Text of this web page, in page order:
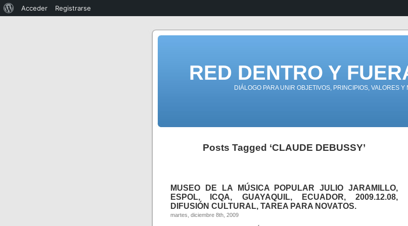
RED DENTRO Y
DIÁLOGO PARA UNIR OBJETIVOS, PRINCIPIOS, VALORES Y
Posts Tagged ‘CLAUDE DEBUSSY’
MUSEO DE LA MÚSICA POPULAR JULIO JARAMILLO,
ESPOL, ICQA, GUAYAQUIL, ECUADOR, 2009.12.08,
DIFUSIÓN CULTURAL, TAREA PARA NOVATOS.
martes, diciembre 8th, 2009
Acceder Registrarse